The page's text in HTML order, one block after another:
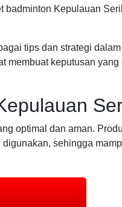
badminton Kepulauan
tips dan strategi
membuat keputusan yang
optimal dan aman.
sehingga